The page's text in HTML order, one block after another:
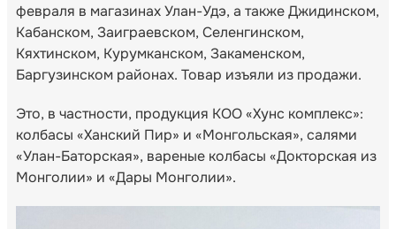
февраля в магазинах Улан-Удэ, а также Джидинском,
Кабанском, Заиграевском, Селенгинском,
Кяхтинском, Курумканском, Закаменском,
Баргузинском районах. Товар изъяли из продажи.
Это, в частности, продукция КОО «Хунс комплекс»:
колбасы «Ханский Пир» и «Монгольская», салями
«Улан-Баторская», вареные колбасы «Докторская из
Монголии» и «Дары Монголии».